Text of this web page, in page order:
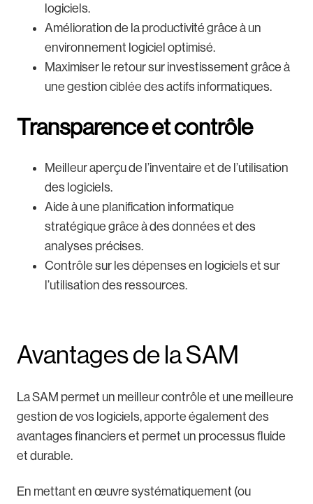
logiciels.
Amélioration de la productivité grâce à un
environnement logiciel optimisé.
Maximiser le retour sur investissement grâce à
une gestion ciblée des actifs informatiques.
Transparence et contrôle
Meilleur aperçu de l’inventaire et de l’utilisation
des logiciels.
Aide à une planification informatique
stratégique grâce à des données et des
analyses précises.
Contrôle sur les dépenses en logiciels et sur
l’utilisation des ressources.
Avantages de la SAM
La SAM permet un meilleur contrôle et une meilleure
gestion de vos logiciels, apporte également des
avantages financiers et permet un processus fluide
et durable.
En mettant en œuvre systématiquement (ou